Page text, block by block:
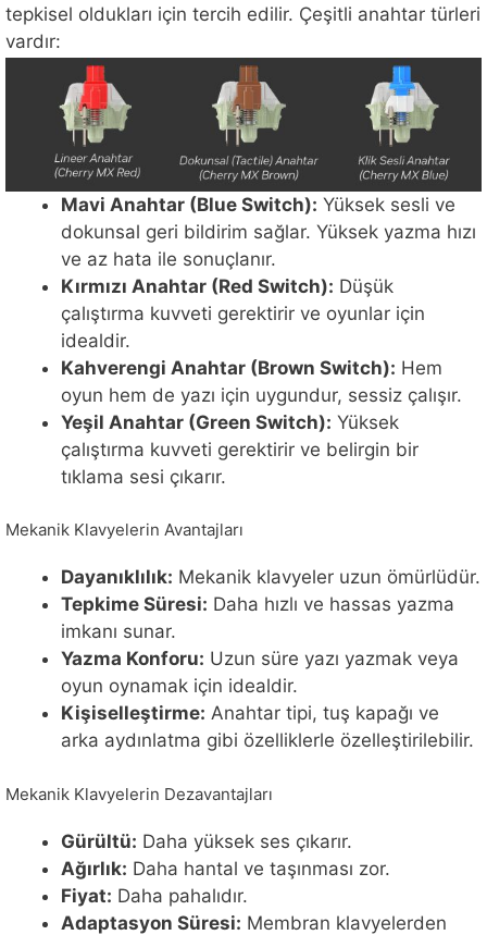
tepkisel oldukları için tercih edilir. Çeşitli anahtar türleri
vardır:
Mavi Anahtar (Blue Switch): Yüksek sesli ve
dokunsal geri bildirim sağlar. Yüksek yazma hızı
ve az hata ile sonuçlanır.
Kırmızı Anahtar (Red Switch): Düşük
çalıştırma kuvveti gerektirir ve oyunlar için
idealdir.
Kahverengi Anahtar (Brown Switch): Hem
oyun hem de yazı için uygundur, sessiz çalışır.
Yeşil Anahtar (Green Switch): Yüksek
çalıştırma kuvveti gerektirir ve belirgin bir
tıklama sesi çıkarır.
Mekanik Klavyelerin Avantajları
Dayanıklılık: Mekanik klavyeler uzun ömürlüdür.
Tepkime Süresi: Daha hızlı ve hassas yazma
imkanı sunar.
Yazma Konforu: Uzun süre yazı yazmak veya
oyun oynamak için idealdir.
Kişiselleştirme: Anahtar tipi, tuş kapağı ve
arka aydınlatma gibi özelliklerle özelleştirilebilir.
Mekanik Klavyelerin Dezavantajları
Gürültü: Daha yüksek ses çıkarır.
Ağırlık: Daha hantal ve taşınması zor.
Fiyat: Daha pahalıdır.
Adaptasyon Süresi: Membran klavyelerden